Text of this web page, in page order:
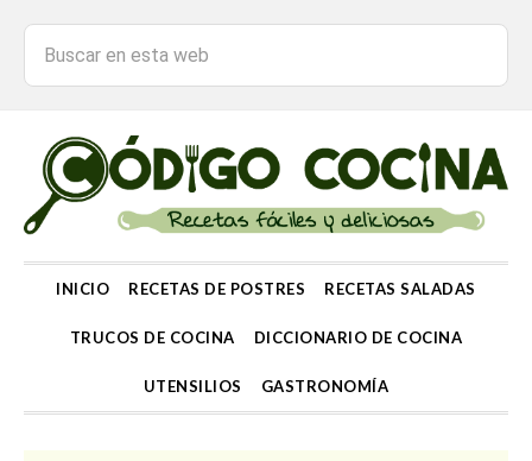
INICIO RECETAS DE POSTRES RECETAS SALADAS
TRUCOS DE COCINA DICCIONARIO DE COCINA
UTENSILIOS GASTRONOMÍA